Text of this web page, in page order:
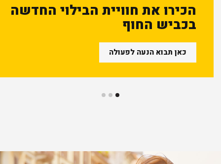
הכירו את חוויית הבילוי החדשה
בכביש החוף
כאן תבוא הנעה לפעולה